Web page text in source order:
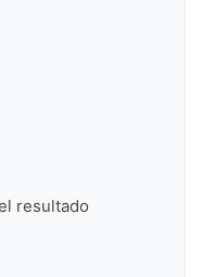
resultado